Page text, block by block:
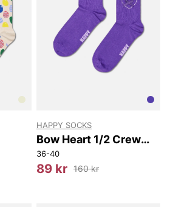
HAPPY SOCKS
Bow Heart 1/2 Crew
Sock
36-40
89 kr 160 kr